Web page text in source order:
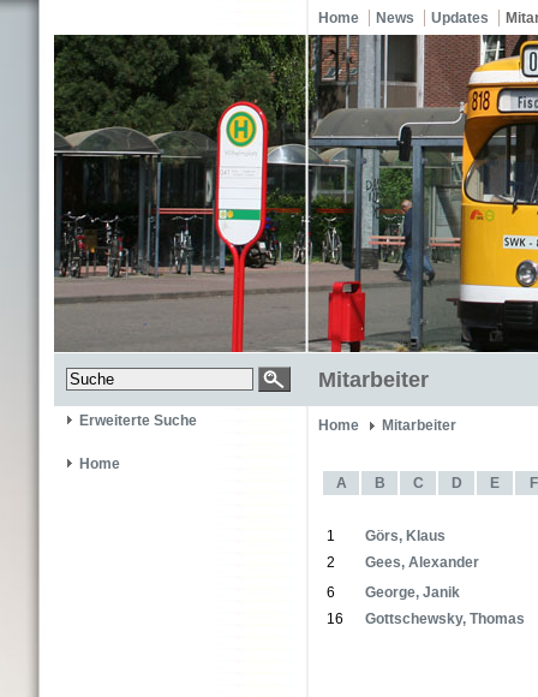
Home News Updates
Mitarbeiter
Erweiterte Suche
Home
Home Mitarbeiter
A B C D E F
1
Görs, Klaus
2
Gees, Alexander
6
George, Janik
16
Gottschewsky, Thomas